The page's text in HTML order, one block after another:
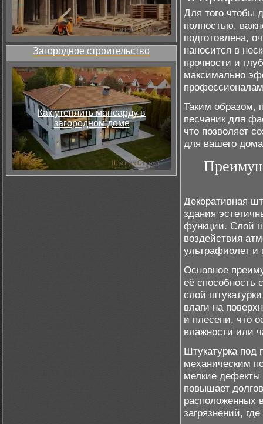
Загородное строительство
Как утеплить мансарду в
загородном доме
Для того чтобы
полностью,
подготовлена,
наносится в
прочности и
максимально
Таким образом,
песчаник для
что позволяет
для вашего
Декоративная
здания
функции. Слой
воздействия
ультрафиолет и
Основное
её способность
слой
влаги на
и плесени, что
влажности или
Штукатурка под
механическим
мелкие дефекты
повышает
расположенных
загрязнений,